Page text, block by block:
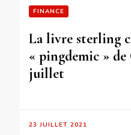
FINANCE
La livre sterling
« pingdemic »
juillet
23 JUILLET 2021